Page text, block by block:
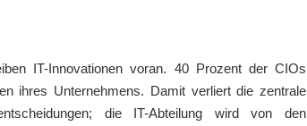
IT-Innovationen voran. 40 Prozent der CIOs
ihres Unternehmens. Damit verliert die zentrale
die IT-Abteilung wird von den